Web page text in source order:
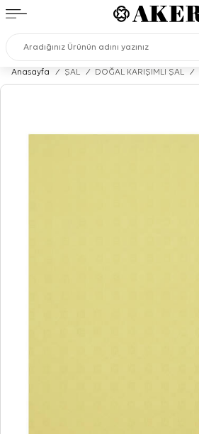
Anasayfa / ŞAL / DOĞAL KARIŞIMLI ŞAL /